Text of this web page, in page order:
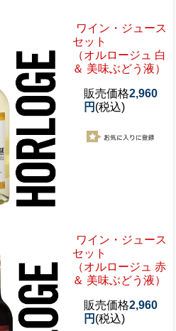
ワイン・ジュース
セット
（オルロージュ 白
＆ 美味ぶどう液）
販売価格2,960
円 (税込)
ワイン・ジュース
セット
（オルロージュ 赤
＆ 美味ぶどう液）
販売価格2,960
円 (税込)